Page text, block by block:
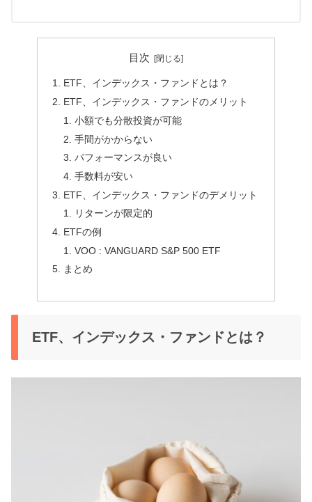
目次
ETF、インデックス・ファンドとは？
ETF、インデックス・ファンドのメリット
小額でも分散投資が可能
手間がかからない
パフォーマンスが良い
手数料が安い
ETF、インデックス・ファンドのデメリット
リターンが限定的
ETFの例
VOO : VANGUARD S&P 500 ETF
まとめ
ETF、インデックス・ファンドとは？